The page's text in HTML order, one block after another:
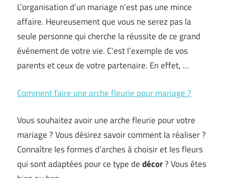
L’organisation d’un mariage n’est pas une mince
affaire. Heureusement que vous ne serez pas la
seule personne qui cherche la réussite de ce grand
événement de votre vie. C’est l’exemple de vos
parents et ceux de votre partenaire. En effet, …
Comment faire une arche fleurie pour mariage ?
Vous souhaitez avoir une arche fleurie pour votre
mariage ? Vous désirez savoir comment la réaliser ?
Connaître les formes d’arches à choisir et les fleurs
qui sont adaptées pour ce type dedécor? Vous êtes